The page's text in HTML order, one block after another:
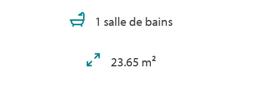
1 salle de bains
23.65 m²